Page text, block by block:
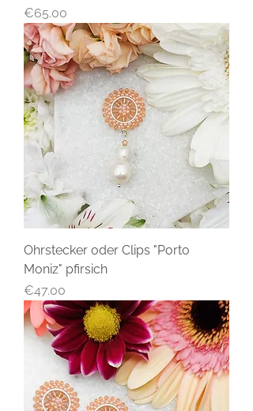
Price
€65.00
Ohrstecker oder Clips "Porto
Moniz" pfirsich
Price
€47.00